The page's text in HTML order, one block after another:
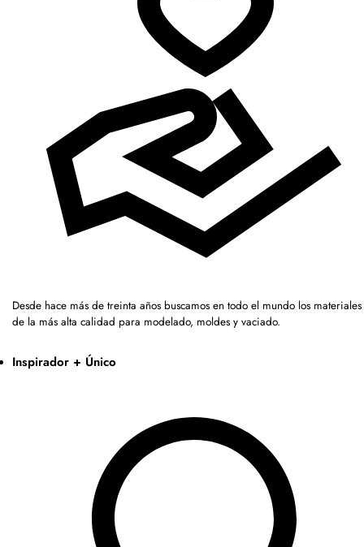
Desde hace más de treinta años buscamos en todo el mundo los materiales
de la más alta calidad para modelado, moldes y vaciado.
Inspirador + Único